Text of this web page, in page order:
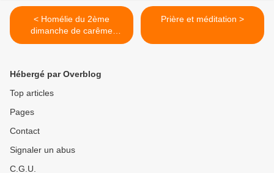
< Homélie du 2ème
dimanche de carême
(2022) : Le fils prodigue
Prière et méditation >
Hébergé par Overblog
Top articles
Pages
Contact
Signaler un abus
C.G.U.